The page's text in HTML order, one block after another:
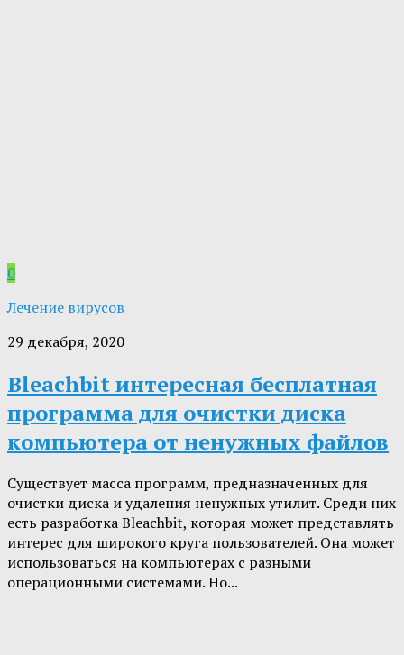
0
Лечение вирусов
29 декабря, 2020
Bleachbit интересная бесплатная
программа для очистки диска
компьютера от ненужных файлов
Существует масса программ, предназначенных для
очистки диска и удаления ненужных утилит. Среди них
есть разработка Bleachbit, которая может представлять
интерес для широкого круга пользователей. Она может
использоваться на компьютерах с разными
операционными системами. Но...